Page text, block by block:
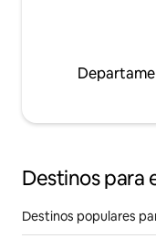
Destinos para
Destinos populares